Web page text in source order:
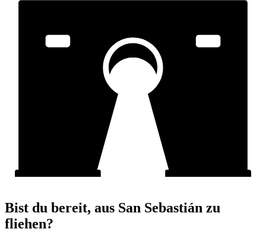
Bist du bereit, aus San Sebastián zu
fliehen?